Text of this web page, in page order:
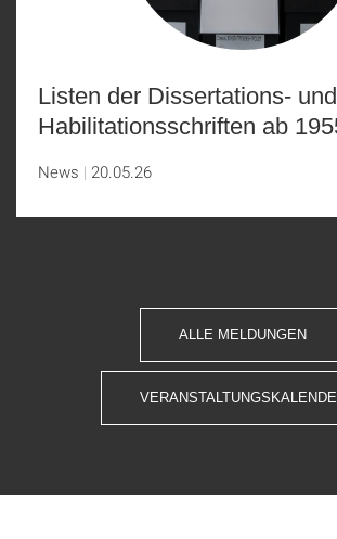
Listen der Dissertations- und
Habilitationsschriften ab
News 20.05.26
ALLE MELDUNGEN